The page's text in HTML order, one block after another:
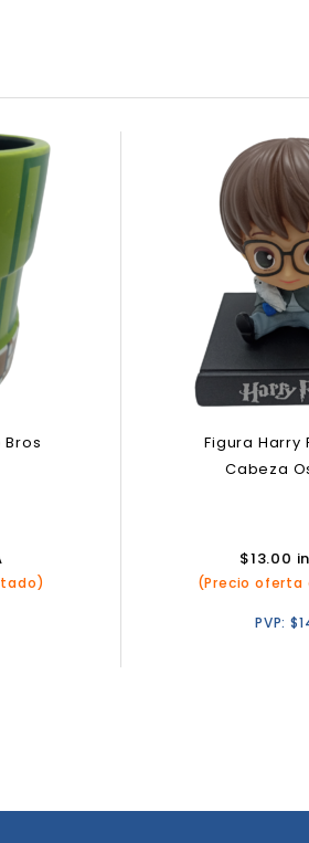
Figura Harry
Cabeza
$13.00
(Precio oferta
PVP:$